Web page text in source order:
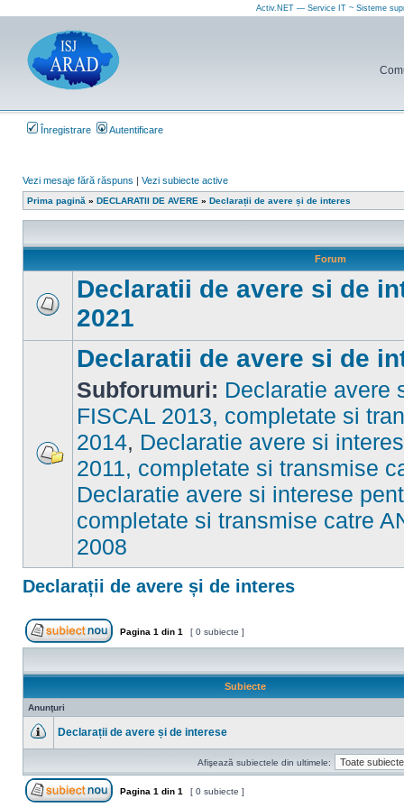
Activ.NET — Service IT ~ Sisteme
Înregistrare Autentificare
Vezi mesaje fără răspuns | Vezi subiecte active
Prima pagină » DECLARATII DE AVERE » Declarații de avere și de interes
Forum
Nu
mesaje
necitite
Declaratii de avere si de
2021
sunt
mesaje
necitite
Declaratii de avere si de
Subforumuri: Declaratie avere
FISCAL 2013, completate si
2014, Declaratie avere si
2011, completate si transmise
Declaratie avere si interese
completate si transmise catre
2008
Declarații de avere și de interes
Scrie un subiect nou
Pagina 1 din 1 [ 0 subiecte ]
Subiecte
Anunţuri
necitite
Declarații de avere și de interese
Afişează subiectele din ultimele:
Pagina 1 din 1 [ 0 subiecte ]